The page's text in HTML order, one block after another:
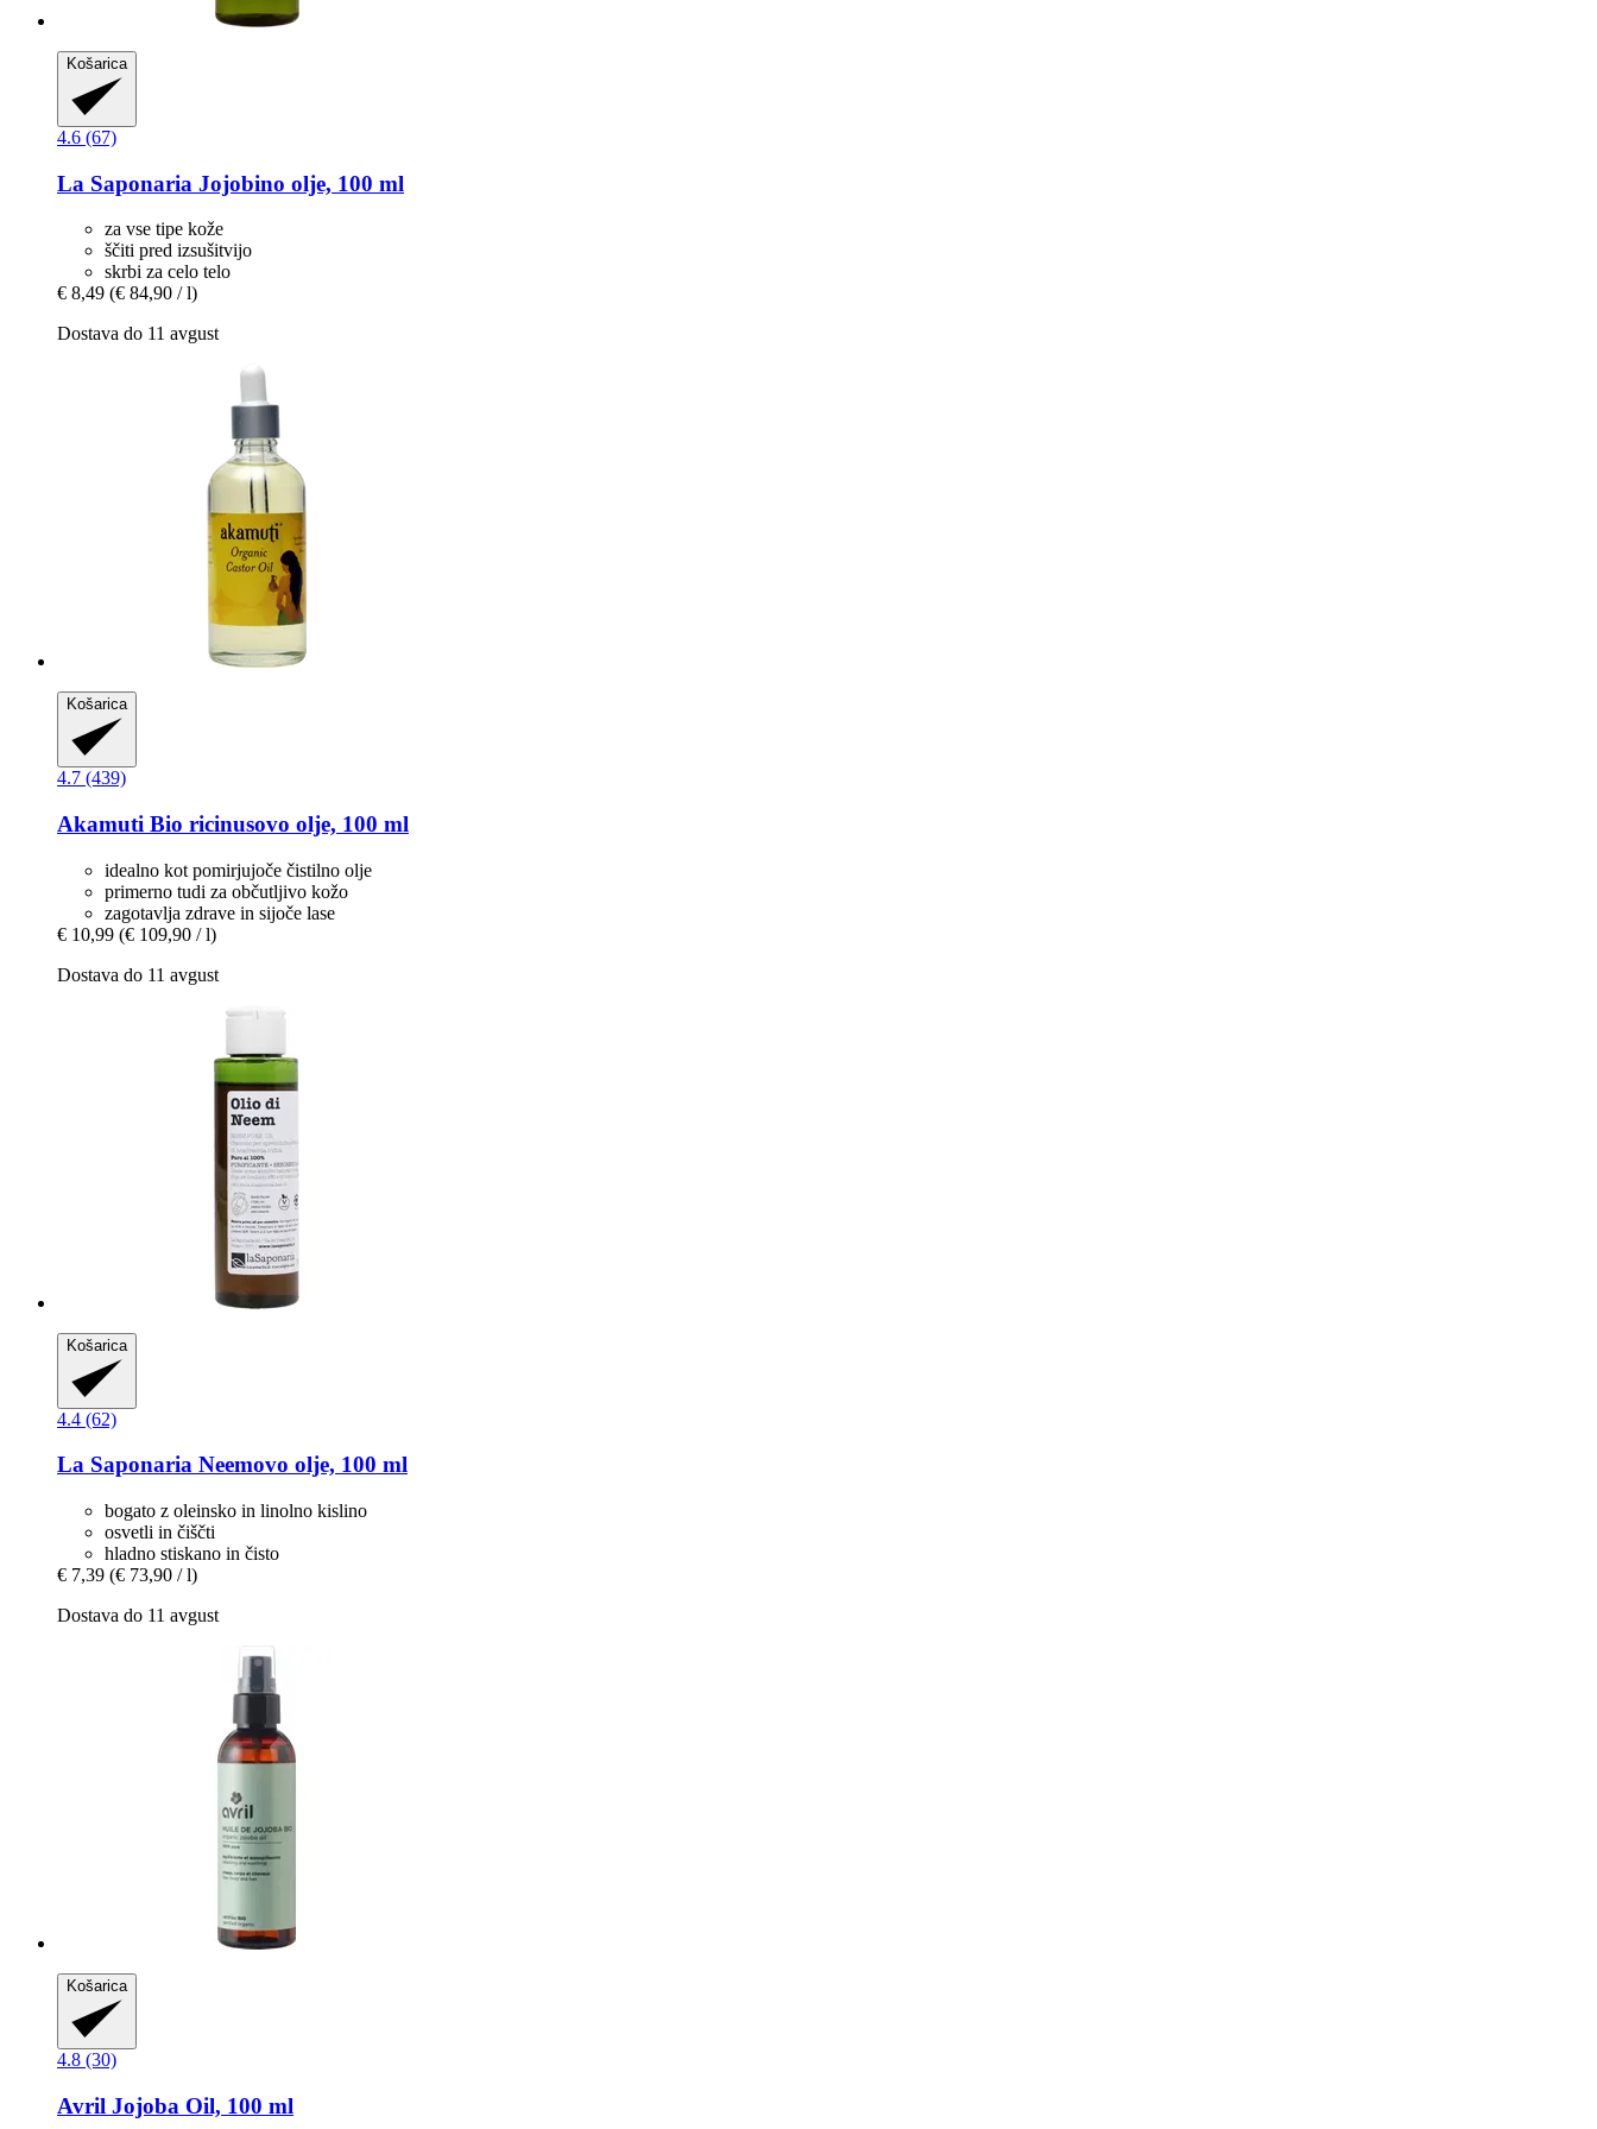
Košarica
4.6 (67)
La Saponaria Jojobino olje, 100 ml
za vse tipe kože
ščiti pred izsušitvijo
skrbi za celo telo
€ 8,49 (€ 84,90 / l)
Dostava do 11 avgust
Košarica
4.7 (439)
Akamuti Bio ricinusovo olje, 100 ml
idealno kot pomirjujoče čistilno olje
primerno tudi za občutljivo kožo
zagotavlja zdrave in sijoče lase
€ 10,99 (€ 109,90 / l)
Dostava do 11 avgust
Košarica
4.4 (62)
La Saponaria Neemovo olje, 100 ml
bogato z oleinsko in linolno kislino
osvetli in čiščti
hladno stiskano in čisto
€ 7,39 (€ 73,90 / l)
Dostava do 11 avgust
Košarica
4.8 (30)
Avril Jojoba Oil, 100 ml